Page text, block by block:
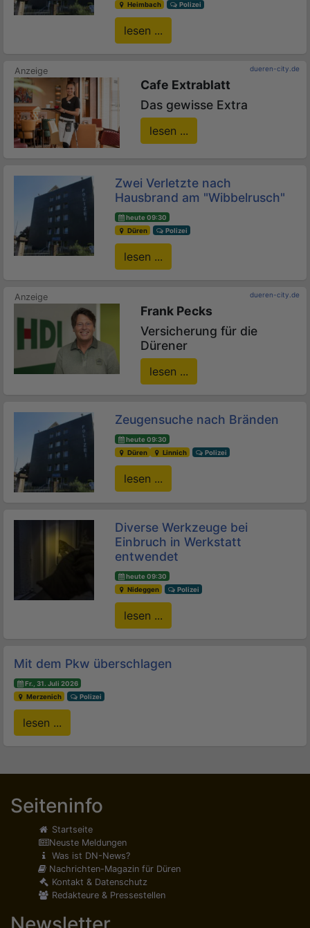
Heimbach
Polizei
lesen ...
dueren-city.de
Cafe Extrablatt
Das gewisse Extra
lesen ...
Zwei Verletzte nach
Hausbrand am "Wibbelrusch"
heute 09:30
Düren
Polizei
lesen ...
dueren-city.de
Frank Pecks
Versicherung für die
Dürener
lesen ...
Zeugensuche nach Bränden
heute 09:30
Düren
Linnich Polizei
lesen ...
Diverse Werkzeuge bei
Einbruch in Werkstatt
entwendet
heute 09:30
Nideggen
Polizei
lesen ...
Mit dem Pkw überschlagen
Fr., 31. Juli 2026
Merzenich
Polizei
lesen ...
Seiteninfo
Startseite
Neuste Meldungen
Was ist DN-News?
Nachrichten-Magazin für Düren
Kontakt & Datenschutz
Redakteure & Pressestellen